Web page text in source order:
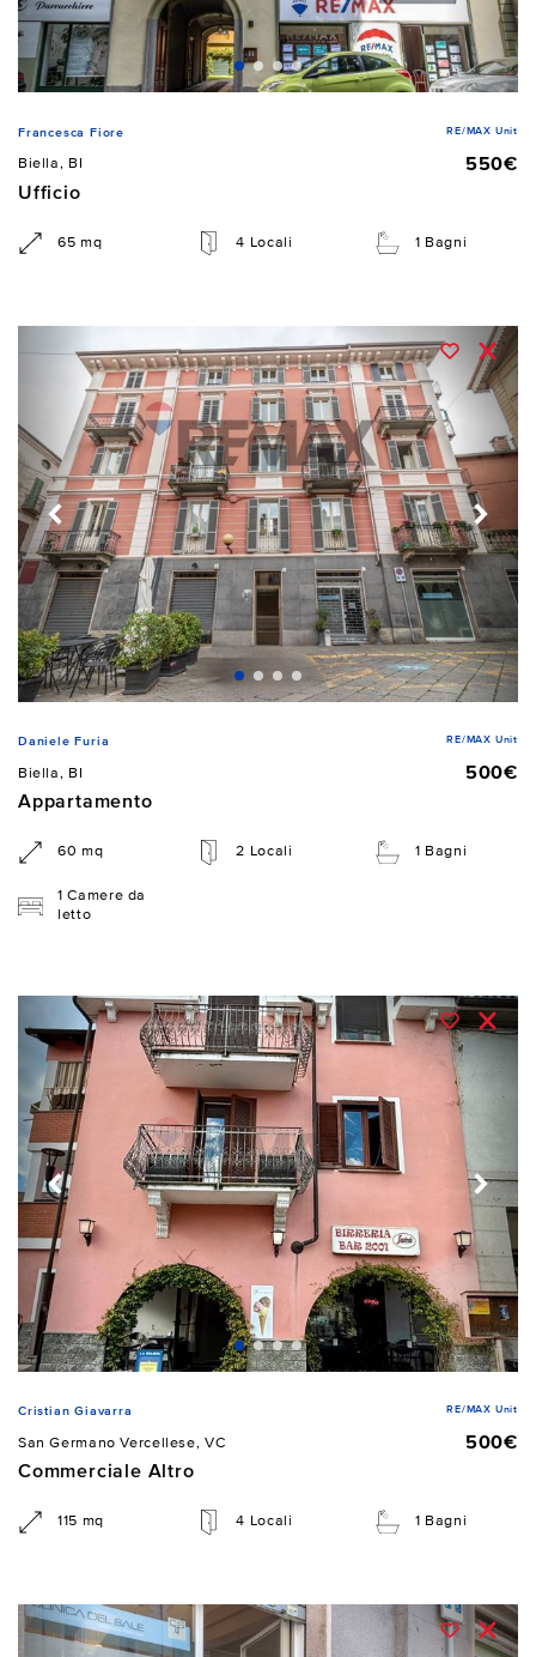
Francesca Fiore RE/MAX Unit
Biella, BI
550€
Ufficio
65 mq 4 Locali 1 Bagni
Daniele Furia RE/MAX Unit
Biella, BI
500€
Appartamento
60 mq 2 Locali 1 Bagni
1 Camere da
letto
Cristian Giavarra RE/MAX Unit
San Germano Vercellese, VC
500€
Commerciale Altro
115 mq 4 Locali 1 Bagni